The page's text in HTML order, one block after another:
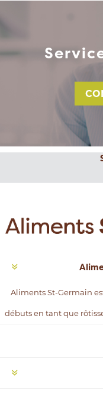
Aliments St-Germain
débuts en tant que